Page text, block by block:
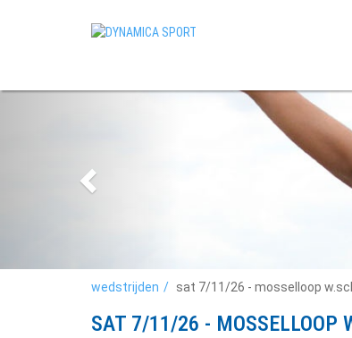
wedstrijden sat 7/11/26 - mosselloop
SAT 7/11/26 - MOSSELLOOP